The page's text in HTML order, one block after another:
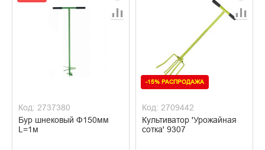
Код: 2737380
Бур шнековый Ф150мм
L=1м
-15% РАСПРОДАЖА
Код: 2709442
Культиватор 'Урожайная
сотка' 9307